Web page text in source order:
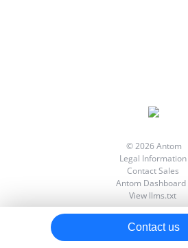
© 2026 Antom
Legal Information
Contact Sales
Antom Dashboard
View llms.txt
Contact us